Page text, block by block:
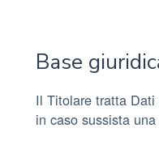
Base
Il Titolare tratta Dati
in caso sussista